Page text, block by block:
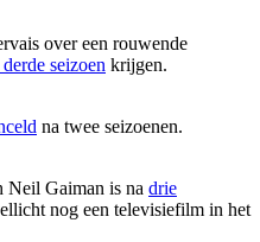
over een rouwende
seizoen krijgen.
na twee seizoenen.
Neil Gaiman is na drie
nog een televisiefilm in het